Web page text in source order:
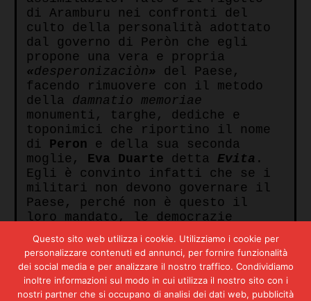
di Aramburu nei confronti del
culto della personalità adottato
dal governo di Peròn che egli
propone una vera e propria
«desperonizaciòn» del Paese,
facendo rimuovere con il metodo
della damnatio memoriae
monumenti, targhe, dediche e
toponimici che riportino il nome
di Peron e della sua seconda
moglie, Eva Duarte detta Evita .
Egli è convinto infatti che se i
militari non devono governare il
Paese, perché non è questo il
loro mandato, le democrazie
costituzionali dovranno essere
esenti dal rischio del ritorno
dell’autoritarismo populista che
l’Argentina ha conosciuto nei
primi anni Cinquanta.
Questo sito web utilizza i cookie. Utilizziamo i cookie per
personalizzare contenuti ed annunci, per fornire funzionalità
dei social media e per analizzare il nostro traffico. Condividiamo
inoltre informazioni sul modo in cui utilizza il nostro sito con i
nostri partner che si occupano di analisi dei dati web, pubblicità